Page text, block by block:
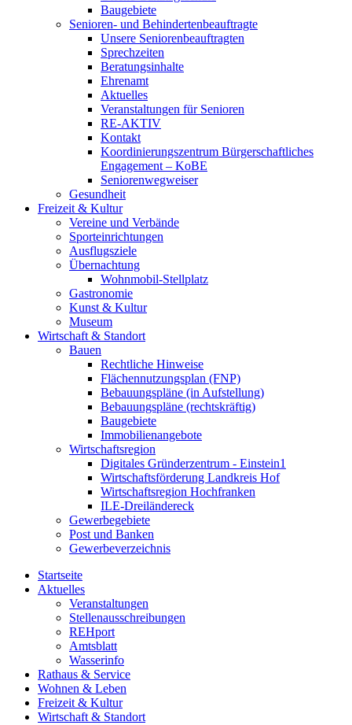
Baugebiete
Senioren- und Behindertenbeauftragte
Unsere Seniorenbeauftragten
Sprechzeiten
Beratungsinhalte
Ehrenamt
Aktuelles
Veranstaltungen für Senioren
RE-AKTIV
Kontakt
Koordinierungszentrum Bürgerschaftliches
Engagement – KoBE
Seniorenwegweiser
Gesundheit
Freizeit & Kultur
Vereine und Verbände
Sporteinrichtungen
Ausflugsziele
Übernachtung
Wohnmobil-Stellplatz
Gastronomie
Kunst & Kultur
Museum
Wirtschaft & Standort
Bauen
Rechtliche Hinweise
Flächennutzungsplan (FNP)
Bebauungspläne (in Aufstellung)
Bebauungspläne (rechtskräftig)
Baugebiete
Immobilienangebote
Wirtschaftsregion
Digitales Gründerzentrum - Einstein1
Wirtschaftsförderung Landkreis Hof
Wirtschaftsregion Hochfranken
ILE-Dreiländereck
Gewerbegebiete
Post und Banken
Gewerbeverzeichnis
Startseite
Aktuelles
Veranstaltungen
Stellenausschreibungen
REHport
Amtsblatt
Wasserinfo
Rathaus & Service
Wohnen & Leben
Freizeit & Kultur
Wirtschaft & Standort